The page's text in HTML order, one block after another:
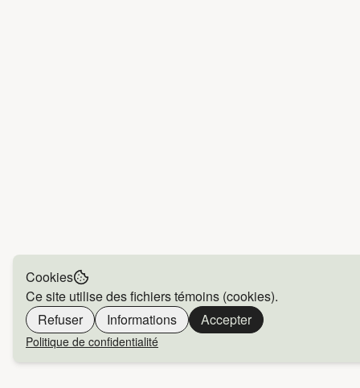
Cookies
Ce site utilise des fichiers témoins (cookies).
Refuser
Informations Accepter
Politique de confidentialité